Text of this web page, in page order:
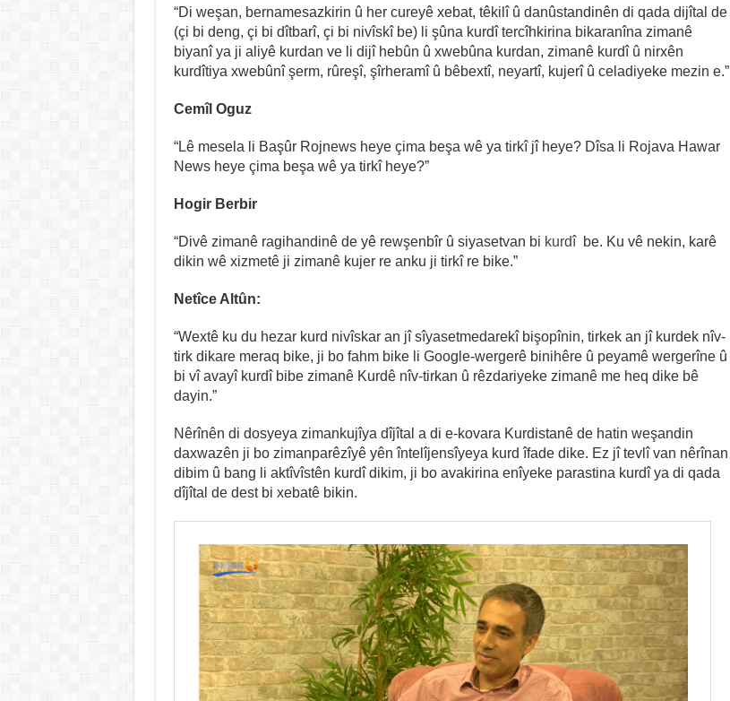
“Di weşan, bernamesazkirin û her cureyê xebat, têkilî û danûstandinên di qada dijîtal de
(çi bi deng, çi bi dîtbarî, çi bi nivîskî be) li şûna kurdî tercîhkirina bikaranîna zimanê
biyanî ya ji aliyê kurdan ve li dijî hebûn û xwebûna kurdan, zimanê kurdî û nirxên
kurdîtiya xwebûnî şerm, rûreşî, şîrheramî û bêbextî, neyartî, kujerî û celadiyeke mezin e.”
Cemîl Oguz
“Lê mesela li Başûr Rojnews heye çima beşa wê ya tirkî jî heye? Dîsa li Rojava Hawar
News heye çima beşa wê ya tirkî heye?”
Hogir Berbir
“Divê zimanê ragihandinê de yê rewşenbîr û siyasetvan bi kurdî be. Ku vê nekin, karê
dikin wê xizmetê ji zimanê kujer re anku ji tirkî re bike.”
Netîce Altûn:
“Wextê ku du hezar kurd nivîskar an jî sîyasetmedarekî bişopînin, tirkek an jî kurdek nîv-
tirk dikare meraq bike, ji bo fahm bike li Google-wergerê binihêre û peyamê wergerîne û
bi vî avayî kurdî bibe zimanê Kurdê nîv-tirkan û rêzdariyeke zimanê me heq dike bê
dayin.”
Nêrînên di dosyeya zimankujîya dîjîtal a di e-kovara Kurdistanê de hatin weşandin
daxwazên ji bo zimanparêzîyê yên întelîjensîyeya kurd îfade dike. Ez jî tevlî van nêrînan
dibim û bang li aktîvîstên kurdî dikim, ji bo avakirina enîyeke parastina kurdî ya di qada
dîjîtal de dest bi xebatê bikin.